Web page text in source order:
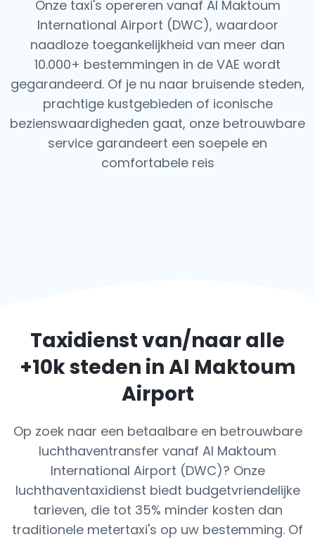
Onze taxi's opereren vanaf Al Maktoum
International Airport (DWC), waardoor
naadloze toegankelijkheid van meer dan
10.000+ bestemmingen in de VAE wordt
gegarandeerd. Of je nu naar bruisende steden,
prachtige kustgebieden of iconische
bezienswaardigheden gaat, onze betrouwbare
service garandeert een soepele en
comfortabele reis
Taxidienst van/naar alle
+10k steden in Al Maktoum
Airport
Op zoek naar een betaalbare en betrouwbare
luchthaventransfer vanaf Al Maktoum
International Airport (DWC)? Onze
luchthaventaxidienst biedt budgetvriendelijke
tarieven, die tot 35% minder kosten dan
traditionele metertaxi's op uw bestemming. Of